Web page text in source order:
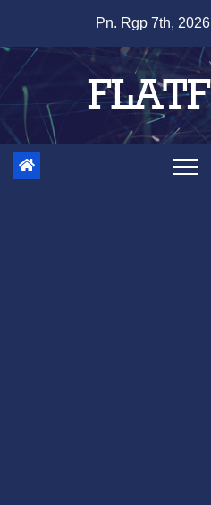
content
Pn. Rgp 7th, 2026